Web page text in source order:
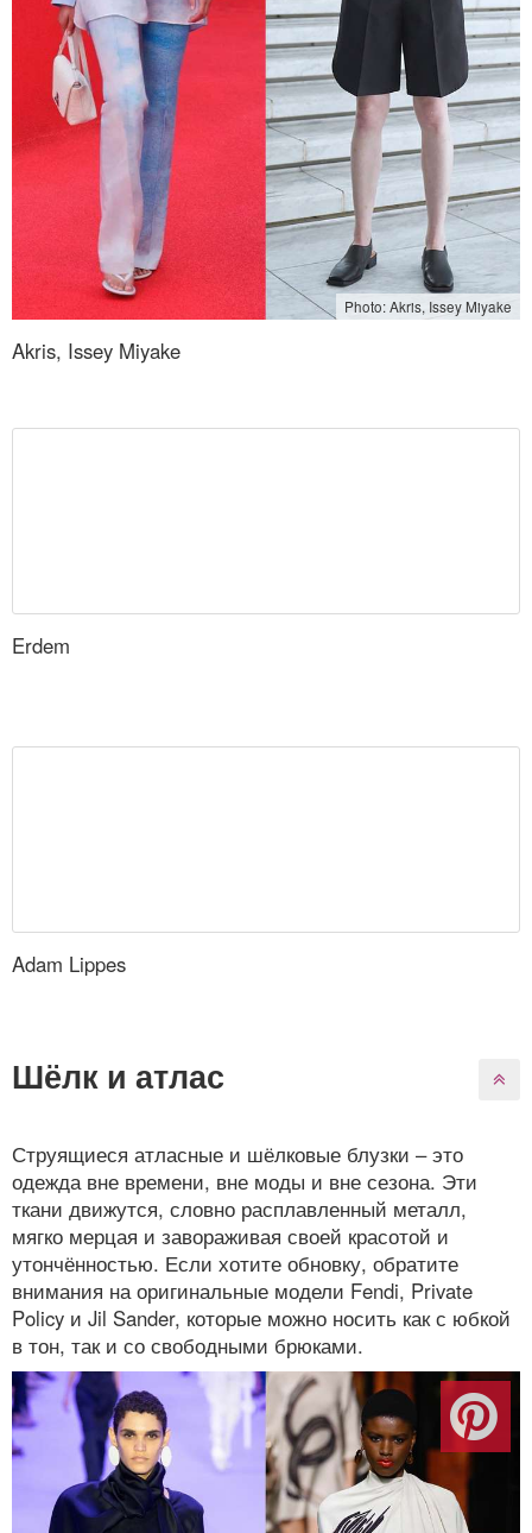
Photo: Akris, Issey Miyake
Akris, Issey Miyake
Erdem
Adam Lippes
Шёлк и атлас
Струящиеся атласные и шёлковые блузки – это
одежда вне времени, вне моды и вне сезона. Эти
ткани движутся, словно расплавленный металл,
мягко мерцая и завораживая своей красотой и
утончённостью. Если хотите обновку, обратите
внимания на оригинальные модели Fendi, Private
Policy и Jil Sander, которые можно носить как с юбкой
в тон, так и со свободными брюками.